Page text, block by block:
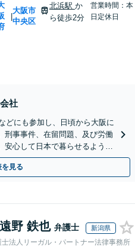
|
大阪市
中央区
北浜駅 か
ら徒歩2分
営業時間：本
日定休日
社
どにも参加し、日頃から大阪に
刑事事件、在留問題、及び労働
安心して日本で暮らせるようサ
】【北浜駅2分】
見る
野 鉄也 弁護士 新潟県
士法人リーガル・パートナー法律事務所